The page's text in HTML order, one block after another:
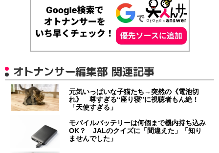
オトナンサー編集部 関連記事
元気いっぱいな子猫たち→突然の《電池切
れ》 尊すぎる“座り寝”に視聴者もん絶！
「天使すぎる」
モバイルバッテリーは何個まで機内持ち込み
OK？ JALのクイズに「間違えた」「知り
ませんでした」